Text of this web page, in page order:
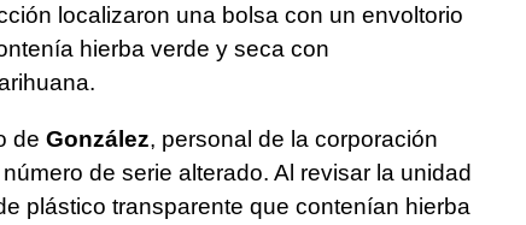
localizaron una bolsa con un envoltorio
hierba verde y seca con
de González, personal de la corporación
de serie alterado. Al revisar la unidad
plástico transparente que contenían hierba